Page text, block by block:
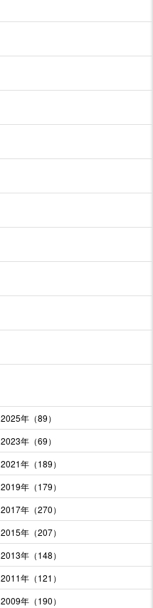
2025年（89）
2023年（69）
2021年（189）
2019年（179）
2017年（270）
2015年（207）
2013年（148）
2011年（121）
2009年（190）